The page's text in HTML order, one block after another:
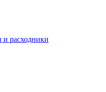
расходники